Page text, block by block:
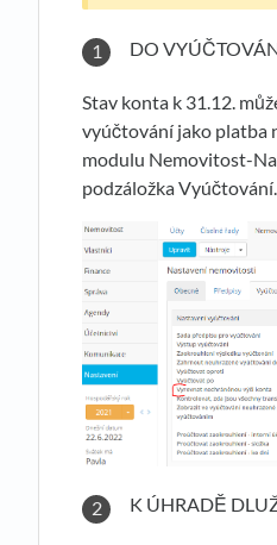
DO
Stav konta k 31.12.
vyúčtování jako platba
modulu Nemovitost-
podzáložka Vyúčtování.
K ÚHRADĚ